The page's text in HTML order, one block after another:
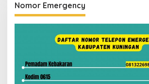
Nomor Emergency